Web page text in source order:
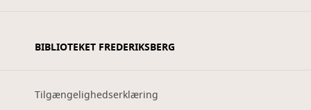
BIBLIOTEKET FREDERIKSBERG
Tilgængelighedserklæring